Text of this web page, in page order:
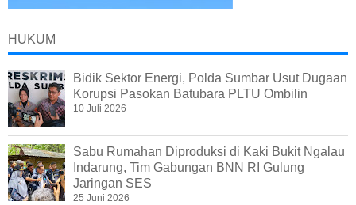
HUKUM
Bidik Sektor Energi, Polda Sumbar Usut Dugaan
Korupsi Pasokan Batubara PLTU Ombilin
10 Juli 2026
Sabu Rumahan Diproduksi di Kaki Bukit Ngalau
Indarung, Tim Gabungan BNN RI Gulung
Jaringan SES
25 Juni 2026